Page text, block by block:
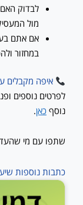
לבדוק האם
מול
אם אתם
במחזור
איפה מקבלים
לפרטים נוספים
נוסף כאן.
שתפו עם מי
כתבות נוספות